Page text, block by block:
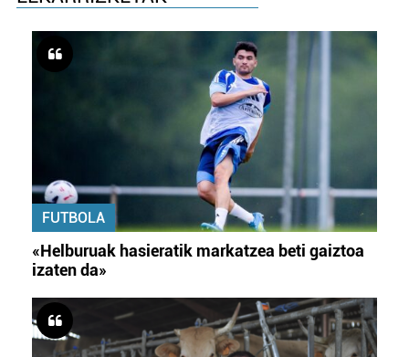
FUTBOLA
«Helburuak hasieratik markatzea beti gaiztoa
izaten da»